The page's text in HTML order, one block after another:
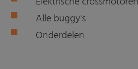
Alle buggy's
Onderdelen